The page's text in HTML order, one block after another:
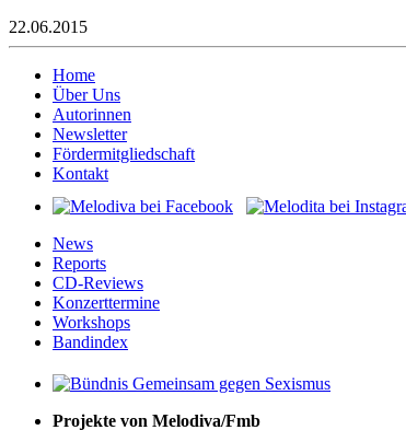
22.06.2015
Home
Über Uns
Autorinnen
Newsletter
Fördermitgliedschaft
Kontakt
News
Reports
CD-Reviews
Konzerttermine
Workshops
Bandindex
Projekte von Melodiva/Fmb